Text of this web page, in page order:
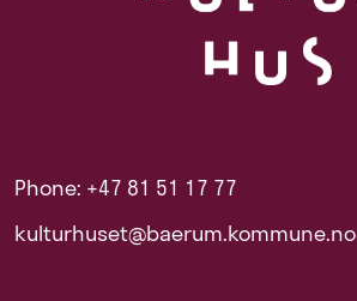
Phone: +47 81 51 17 77
kulturhuset@baerum.kommune.no